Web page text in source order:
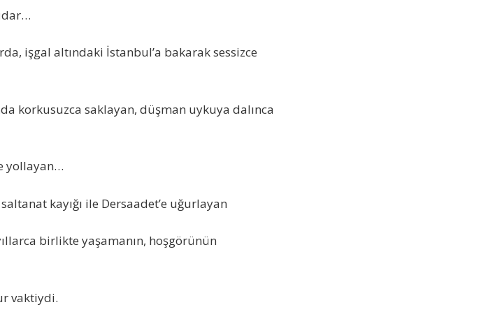
işgal altındaki İstanbul’a bakarak sessizce
korkusuzca saklayan, düşman uykuya dalınca
yollayan…
kayığı ile Dersaadet’e uğurlayan
birlikte yaşamanın, hoşgörünün
vaktiydi.